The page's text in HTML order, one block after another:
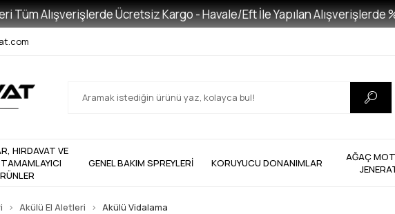
Alışverişlerde Ücretsiz Kargo - Havale/Eft İle Yapılan Alışverişlerde %2
HIRDAVAT VE
GENEL BAKIM SPREYLERİ KORUYUCU DONANIMLAR
AĞAÇ
Akülü El Aletleri Akülü Vidalama